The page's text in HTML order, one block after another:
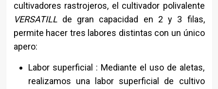
cultivadores rastrojeros, el cultivador polivalente
VERSATILL de gran capacidad en 2 y 3 filas,
permite hacer tres labores distintas con un único
apero:
Labor superficial : Mediante el uso de aletas,
realizamos una labor superficial de cultivo